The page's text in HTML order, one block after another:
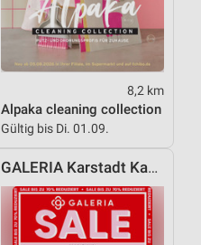
8,2 km
Alpaka cleaning collection
Gültig bis Di. 01.09.
GALERIA Karstadt Kaufhof